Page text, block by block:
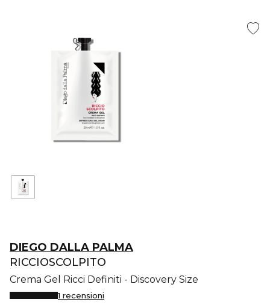
DIEGO DALLA PALMA
RICCIOSCOLPITO
Crema Gel Ricci Definiti - Discovery Size
1 recensioni